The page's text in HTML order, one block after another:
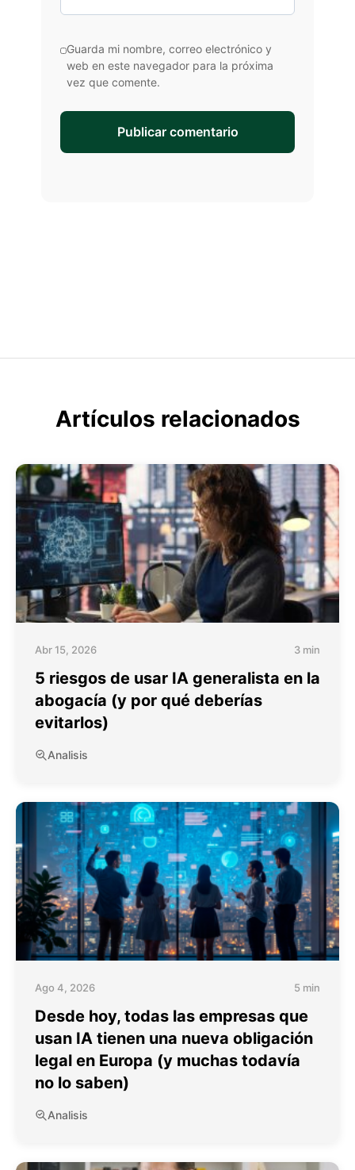
Guarda mi nombre, correo electrónico y
web en este navegador para la próxima
vez que comente.
Artículos relacionados
Abr 15, 2026 3 min
5 riesgos de usar IA generalista en la
abogacía (y por qué deberías
evitarlos)
Analisis
Ago 4, 2026 5 min
Desde hoy, todas las empresas que
usan IA tienen una nueva obligación
legal en Europa (y muchas todavía
no lo saben)
Analisis